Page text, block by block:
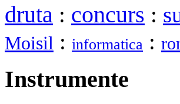
druta : concurs :
Moisil : informatica :
Instrumente